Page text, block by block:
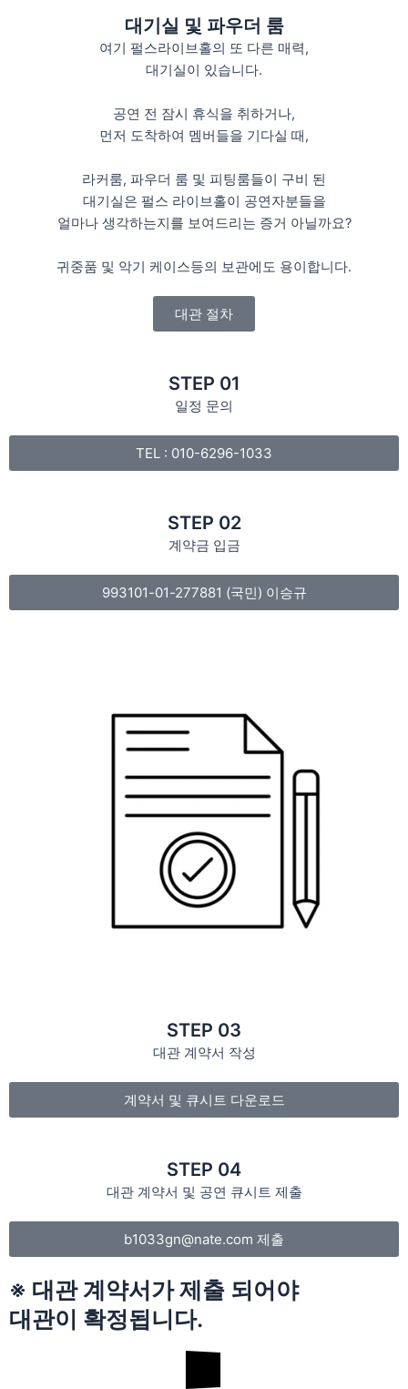
대기실 및 파우더 룸
여기 펄스라이브홀의 또 다른 매력,
대기실이 있습니다.
공연 전 잠시 휴식을 취하거나,
먼저 도착하여 멤버들을 기다실 때,
라커룸, 파우더 룸 및 피팅룸들이 구비 된
대기실은 펄스 라이브홀이 공연자분들을
얼마나 생각하는지를 보여드리는 증거 아닐까요?
귀중품 및 악기 케이스등의 보관에도 용이합니다.
대관 절차
STEP 01
일정 문의
TEL : 010-6296-1033
STEP 02
계약금 입금
993101-01-277881 (국민) 이승규
STEP 03
대관 계약서 작성
계약서 및 큐시트 다운로드
STEP 04
대관 계약서 및 공연 큐시트 제출
b1033gn@nate.com 제출
※ 대관 계약서가 제출 되어야
대관이 확정됩니다.